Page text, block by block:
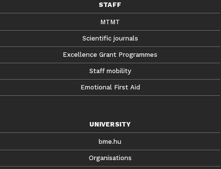
STAFF
MTMT
Scientific journals
Excellence Grant Programmes
Staff mobility
Emotional First Aid
UNIVERSITY
bme.hu
Organisations